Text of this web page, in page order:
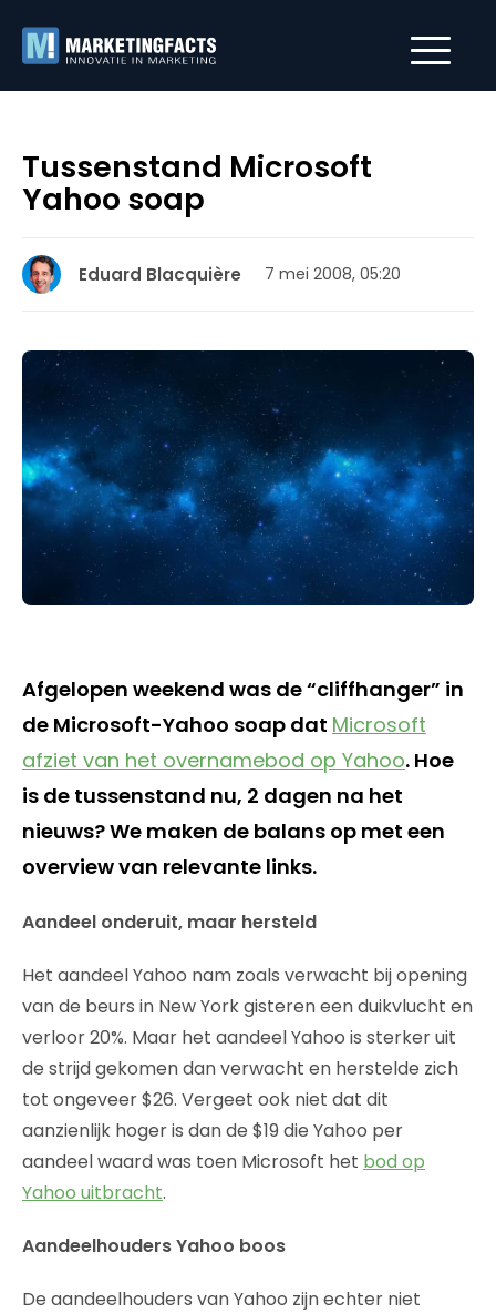
Tussenstand Microsoft
Yahoo soap
Eduard Blacquière 7 mei 2008, 05:20
Afgelopen weekend was de “cliffhanger” in
de Microsoft-Yahoo soap dat Microsoft
afziet van het overnamebod op Yahoo. Hoe
is de tussenstand nu, 2 dagen na het
nieuws? We maken de balans op met een
overview van relevante links.
Aandeel onderuit, maar hersteld
Het aandeel Yahoo nam zoals verwacht bij opening
van de beurs in New York gisteren een duikvlucht en
verloor 20%. Maar het aandeel Yahoo is sterker uit
de strijd gekomen dan verwacht en herstelde zich
tot ongeveer $26. Vergeet ook niet dat dit
aanzienlijk hoger is dan de $19 die Yahoo per
aandeel waard was toen Microsoft het bod op
Yahoo uitbracht.
Aandeelhouders Yahoo boos
De aandeelhouders van Yahoo zijn echter niet